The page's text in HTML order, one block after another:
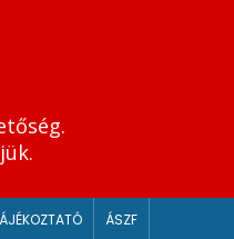
ÁSZF